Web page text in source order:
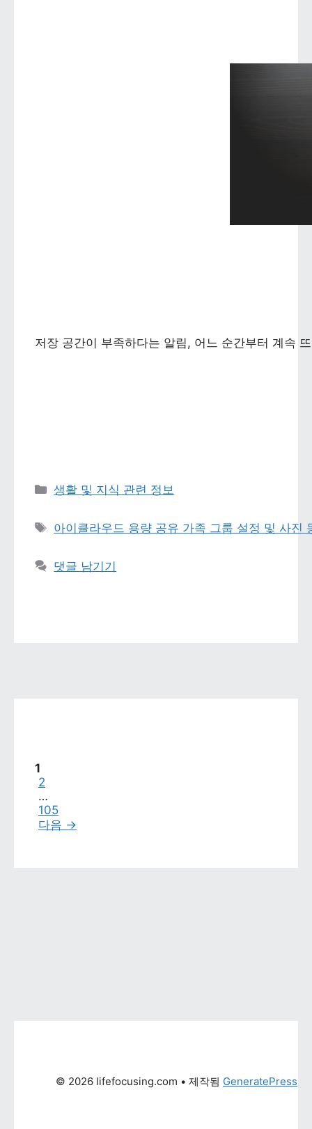
저장 공간이 부족하다는 알림, 어느 순간부터 계속
카테고리
생활 및 지식 관련 정보
태그
아이클라우드 용량 공유 가족 그룹 설정 및 사진
댓글 남기기
페이지
1
페이지
2
…
페이지
105
다음 →
© 2026 lifefocusing.com • 제작됨 GeneratePress